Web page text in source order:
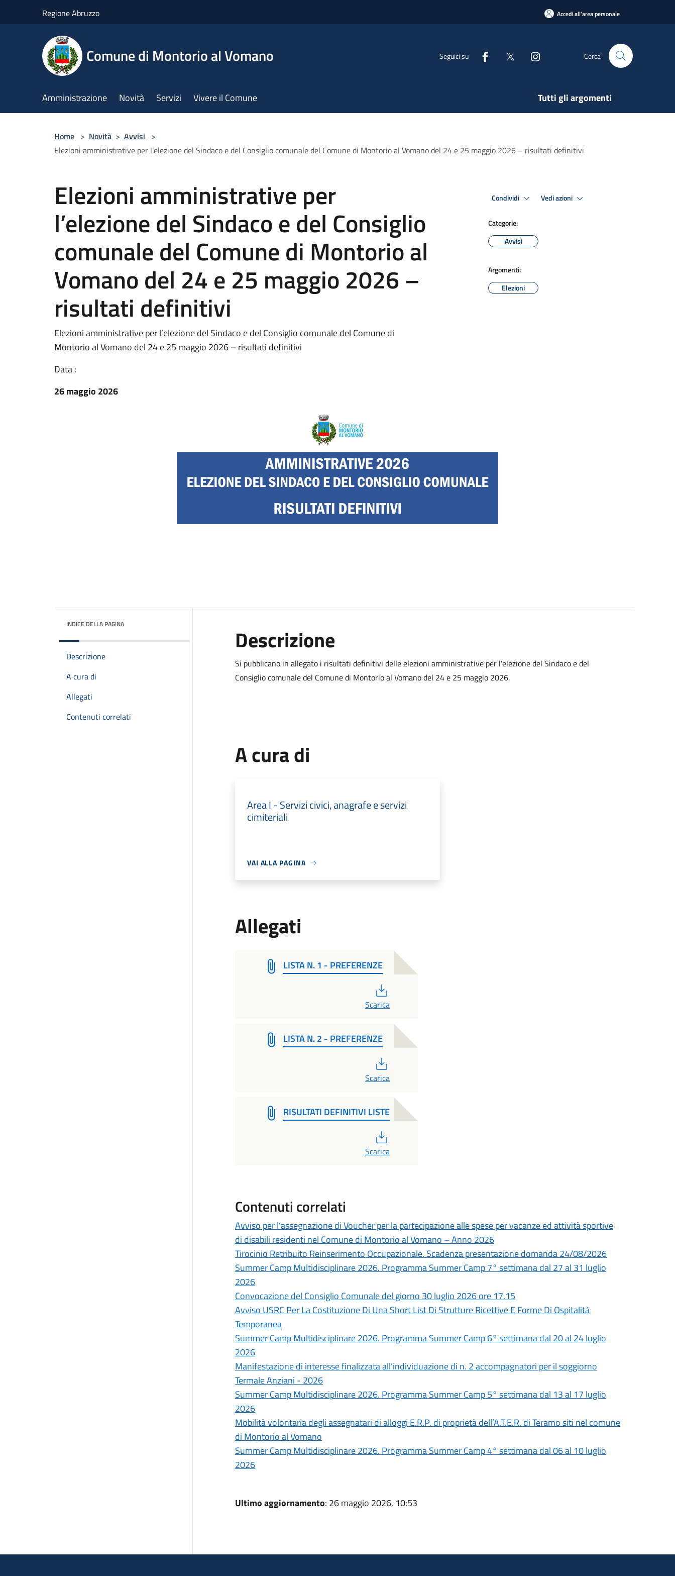
Regione Abruzzo Accedi all'area personale
Comune di Montorio al Vomano Seguici su Cerca
Amministrazione Novità Servizi Vivere il Comune Tutti gli argomenti
Home > Novità > Avvisi >
Elezioni amministrative per l’elezione del Sindaco e del Consiglio comunale del Comune di Montorio al Vomano del 24 e 25 maggio 2026 – risultati definitivi
Elezioni amministrative per
l’elezione del Sindaco e del Consiglio
comunale del Comune di Montorio al
Vomano del 24 e 25 maggio 2026 –
risultati definitivi
Elezioni amministrative per l’elezione del Sindaco e del Consiglio comunale del Comune di
Montorio al Vomano del 24 e 25 maggio 2026 – risultati definitivi
Data :
26 maggio 2026
Condividi Vedi azioni
Categorie:
Avvisi
Argomenti:
Elezioni
INDICE DELLA PAGINA
Descrizione
A cura di
Allegati
Contenuti correlati
Descrizione
Si pubblicano in allegato i risultati definitivi delle elezioni amministrative per l’elezione del Sindaco e del
Consiglio comunale del Comune di Montorio al Vomano del 24 e 25 maggio 2026.
A cura di
Area I - Servizi civici, anagrafe e servizi
cimiteriali
VAI ALLA PAGINA
Allegati
LISTA N. 1 - PREFERENZE
Scarica
LISTA N. 2 - PREFERENZE
Scarica
RISULTATI DEFINITIVI LISTE
Scarica
Contenuti correlati
Avviso per l’assegnazione di Voucher per la partecipazione alle spese per vacanze ed attività sportive
di disabili residenti nel Comune di Montorio al Vomano – Anno 2026
Tirocinio Retribuito Reinserimento Occupazionale. Scadenza presentazione domanda 24/08/2026
Summer Camp Multidisciplinare 2026. Programma Summer Camp 7° settimana dal 27 al 31 luglio
2026
Convocazione del Consiglio Comunale del giorno 30 luglio 2026 ore 17.15
Avviso USRC Per La Costituzione Di Una Short List Di Strutture Ricettive E Forme Di Ospitalità
Temporanea
Summer Camp Multidisciplinare 2026. Programma Summer Camp 6° settimana dal 20 al 24 luglio
2026
Manifestazione di interesse finalizzata all’individuazione di n. 2 accompagnatori per il soggiorno
Termale Anziani - 2026
Summer Camp Multidisciplinare 2026. Programma Summer Camp 5° settimana dal 13 al 17 luglio
2026
Mobilità volontaria degli assegnatari di alloggi E.R.P. di proprietà dell’A.T.E.R. di Teramo siti nel comune
di Montorio al Vomano
Summer Camp Multidisciplinare 2026. Programma Summer Camp 4° settimana dal 06 al 10 luglio
2026
Ultimo aggiornamento: 26 maggio 2026, 10:53